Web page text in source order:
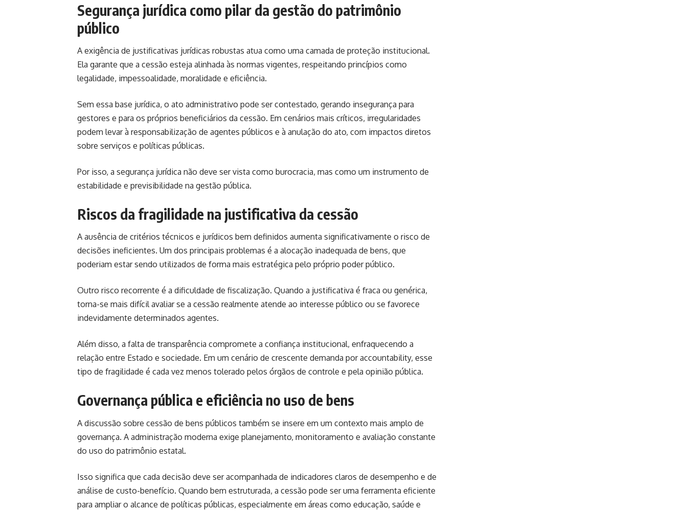
Segurança jurídica como pilar da gestão do patrimônio
público
A exigência de justificativas jurídicas robustas atua como uma camada de proteção institucional.
Ela garante que a cessão esteja alinhada às normas vigentes, respeitando princípios como
legalidade, impessoalidade, moralidade e eficiência.
Sem essa base jurídica, o ato administrativo pode ser contestado, gerando insegurança para
gestores e para os próprios beneficiários da cessão. Em cenários mais críticos, irregularidades
podem levar à responsabilização de agentes públicos e à anulação do ato, com impactos diretos
sobre serviços e políticas públicas.
Por isso, a segurança jurídica não deve ser vista como burocracia, mas como um instrumento de
estabilidade e previsibilidade na gestão pública.
Riscos da fragilidade na justificativa da cessão
A ausência de critérios técnicos e jurídicos bem definidos aumenta significativamente o risco de
decisões ineficientes. Um dos principais problemas é a alocação inadequada de bens, que
poderiam estar sendo utilizados de forma mais estratégica pelo próprio poder público.
Outro risco recorrente é a dificuldade de fiscalização. Quando a justificativa é fraca ou genérica,
torna-se mais difícil avaliar se a cessão realmente atende ao interesse público ou se favorece
indevidamente determinados agentes.
Além disso, a falta de transparência compromete a confiança institucional, enfraquecendo a
relação entre Estado e sociedade. Em um cenário de crescente demanda por accountability, esse
tipo de fragilidade é cada vez menos tolerado pelos órgãos de controle e pela opinião pública.
Governança pública e eficiência no uso de bens
A discussão sobre cessão de bens públicos também se insere em um contexto mais amplo de
governança. A administração moderna exige planejamento, monitoramento e avaliação constante
do uso do patrimônio estatal.
Isso significa que cada decisão deve ser acompanhada de indicadores claros de desempenho e de
análise de custo-benefício. Quando bem estruturada, a cessão pode ser uma ferramenta eficiente
para ampliar o alcance de políticas públicas, especialmente em áreas como educação, saúde e